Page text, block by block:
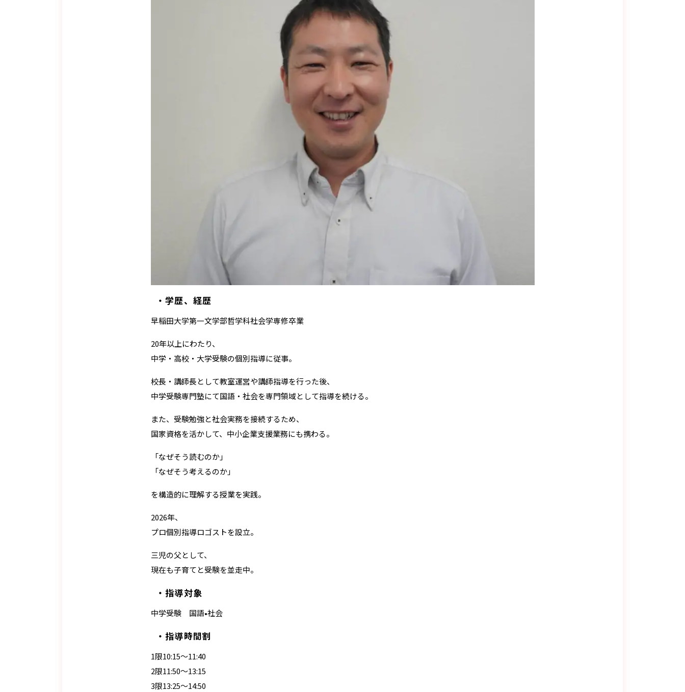
学歴、経歴
早稲田大学第一文学部哲学科社会学専修卒業
20年以上にわたり、
中学・高校・大学受験の個別指導に従事。
校長・講師長として教室運営や講師指導を行った後、
中学受験専門塾にて国語・社会を専門領域として指導を続ける。
また、受験勉強と社会実務を接続するため、
国家資格を活かして、中小企業支援業務にも携わる。
「なぜそう読むのか」
「なぜそう考えるのか」
を構造的に理解する授業を実践。
2026年、
プロ個別指導ロゴストを設立。
三児の父として、
現在も子育てと受験を並走中。
指導対象
中学受験 国語•社会
指導時間割
1限10:15〜11:40
2限11:50〜13:15
3限13:25〜14:50